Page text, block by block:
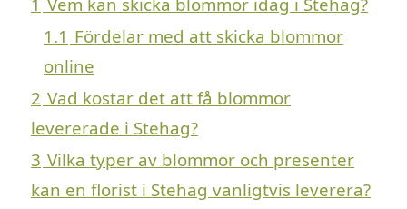
1.1 Fördelar med att skicka blommor
online
2 Vad kostar det att få blommor
levererade i Stehag?
3 Vilka typer av blommor och presenter
kan en florist i Stehag vanligtvis leverera?